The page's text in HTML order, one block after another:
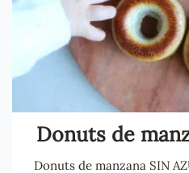
Donuts de
Donuts de manzana SIN